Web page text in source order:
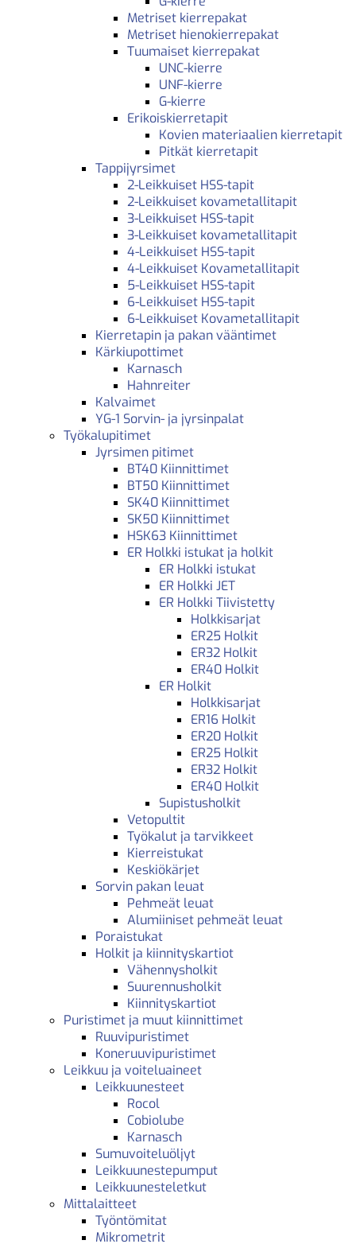
Metriset kierrepakat
Metriset hienokierrepakat
Tuumaiset kierrepakat
UNC-kierre
UNF-kierre
G-kierre
Erikoiskierretapit
Kovien materiaalien kierretapit
Pitkät kierretapit
Tappijyrsimet
2-Leikkuiset HSS-tapit
2-Leikkuiset kovametallitapit
3-Leikkuiset HSS-tapit
3-Leikkuiset kovametallitapit
4-Leikkuiset HSS-tapit
4-Leikkuiset Kovametallitapit
5-Leikkuiset HSS-tapit
6-Leikkuiset HSS-tapit
6-Leikkuiset Kovametallitapit
Kierretapin ja pakan vääntimet
Kärkiupottimet
Karnasch
Hahnreiter
Kalvaimet
YG-1 Sorvin- ja jyrsinpalat
Työkalupitimet
Jyrsimen pitimet
BT40 Kiinnittimet
BT50 Kiinnittimet
SK40 Kiinnittimet
SK50 Kiinnittimet
HSK63 Kiinnittimet
ER Holkki istukat ja holkit
ER Holkki istukat
ER Holkki JET
ER Holkki Tiivistetty
Holkkisarjat
ER25 Holkit
ER32 Holkit
ER40 Holkit
ER Holkit
Holkkisarjat
ER16 Holkit
ER20 Holkit
ER25 Holkit
ER32 Holkit
ER40 Holkit
Supistusholkit
Vetopultit
Työkalut ja tarvikkeet
Kierreistukat
Keskiökärjet
Sorvin pakan leuat
Pehmeät leuat
Alumiiniset pehmeät leuat
Poraistukat
Holkit ja kiinnityskartiot
Vähennysholkit
Suurennusholkit
Kiinnityskartiot
Puristimet ja muut kiinnittimet
Ruuvipuristimet
Koneruuvipuristimet
Leikkuu ja voiteluaineet
Leikkuunesteet
Rocol
Cobiolube
Karnasch
Sumuvoiteluöljyt
Leikkuunestepumput
Leikkuunesteletkut
Mittalaitteet
Työntömitat
Mikrometrit